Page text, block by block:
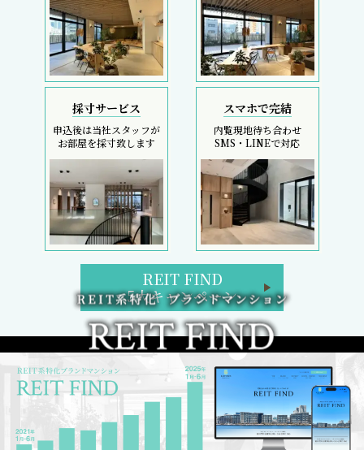
採寸サービス
申込後は当社スタッフが
お部屋を採寸致します
スマホで完結
内覧現地待ち合わせ
SMS・LINEで対応
REIT FIND
5大キャンペーン